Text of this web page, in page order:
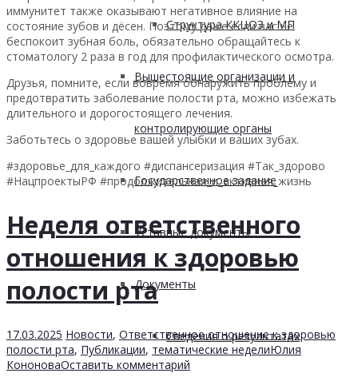
Структура ККЦОЗ и МП
Вышестоящие организации и
контролирующие органы
Государственное задание
Уставные документы
Документы
Сведения о результатах
иммунитет также оказывают негативное влияние на
состояние зубов и дёсен. Поэтому даже если вас не
беспокоит зубная боль, обязательно обращайтесь к
стоматологу 2 раза в год для профилактического осмотра.
Друзья, помните, если вовремя обнаружить проблему и
предотвратить заболевание полости рта, можно избежать
длительного и дорогостоящего лечения.
Заботьтесь о здоровье вашей улыбки и ваших зубах.
#здоровье_для_каждого #диспансеризация #Так_здорово
#НацпроектыРФ #продолжительная_и_активная_жизнь
Неделя ответственного
отношения к здоровью
полости рта
17.03.2025 Новости, Ответственное отношение к здоровью
полости рта, Публикации, тематические неделиЮлия
КононоваОставить комментарий